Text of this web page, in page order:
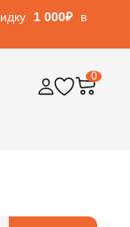
1 000₽
в
0